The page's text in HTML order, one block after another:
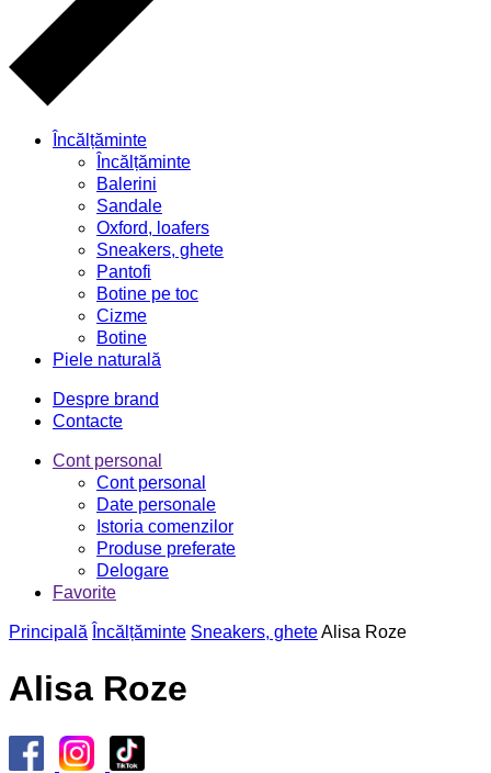
Încălțăminte
Încălțăminte
Balerini
Sandale
Oxford, loafers
Sneakers, ghete
Pantofi
Botine pe toc
Cizme
Botine
Piele naturală
Despre brand
Contacte
Cont personal
Cont personal
Date personale
Istoria comenzilor
Produse preferate
Delogare
Favorite
Principală Încălțăminte Sneakers, gheteAlisa Roze
Alisa Roze